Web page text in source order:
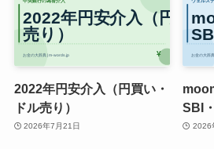
2022年円安介入（円買い・
ドル売り）
2026年7月21日
SBI
2026